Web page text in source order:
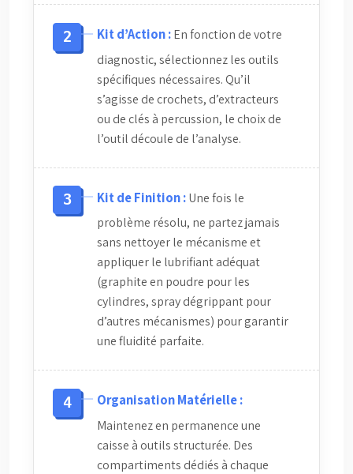
Kit d’Action :En fonction de votre
diagnostic, sélectionnez les outils
spécifiques nécessaires. Qu’il
s’agisse de crochets, d’extracteurs
ou de clés à percussion, le choix de
l’outil découle de l’analyse.
Kit de Finition :Une fois le
problème résolu, ne partez jamais
sans nettoyer le mécanisme et
appliquer le lubrifiant adéquat
(graphite en poudre pour les
cylindres, spray dégrippant pour
d’autres mécanismes) pour garantir
une fluidité parfaite.
Organisation Matérielle :
Maintenez en permanence une
caisse à outils structurée. Des
compartiments dédiés à chaque